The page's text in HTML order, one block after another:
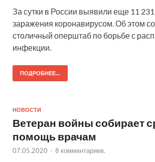
За сутки в России выявили еще 11
заражения коронавирусом. Об этом
столичный оперштаб по борьбе с
инфекции.
ПОДРОБНЕЕ...
НОВОСТИ
Ветеран войны собирает
помощь врачам
07.05.2020 - 8 комментариев.